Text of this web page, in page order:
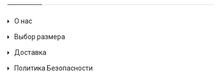
О нас
Выбор размера
Доставка
Политика Безопасности